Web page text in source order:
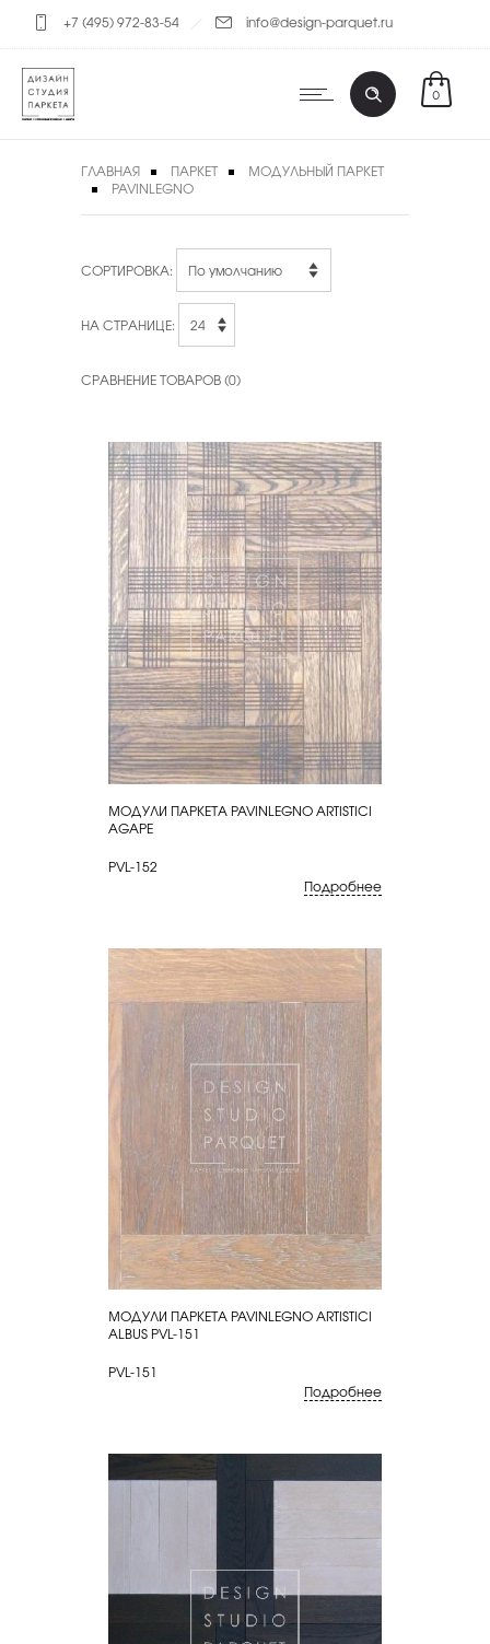
+7 (495) 972-83-54 info@design-parquet.ru
0
ГЛАВНАЯ ПАРКЕТ
МОДУЛЬНЫЙ ПАРКЕТ
PAVINLEGNO
СОРТИРОВКА:
НА СТРАНИЦЕ:
СРАВНЕНИЕ ТОВАРОВ (0)
КУПИТЬ
МОДУЛИ ПАРКЕТА PAVINLEGNO ARTISTICI
AGAPE
PVL-152
Подробнее
КУПИТЬ
МОДУЛИ ПАРКЕТА PAVINLEGNO ARTISTICI
ALBUS PVL-151
PVL-151
Подробнее